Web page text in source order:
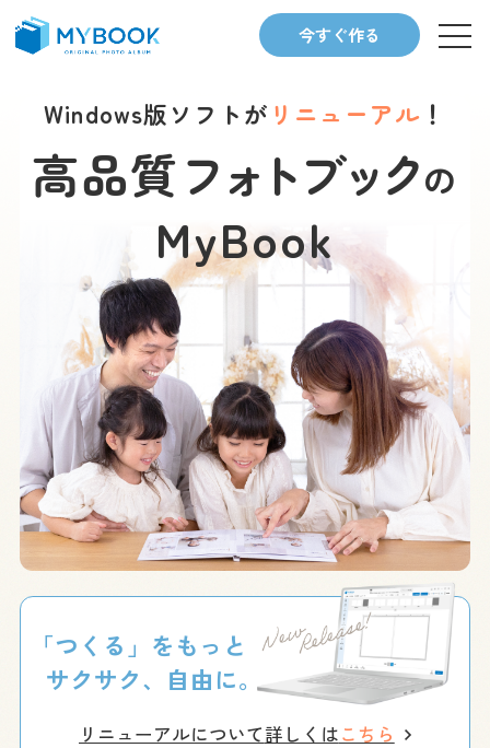
今すぐ作る
Windows版ソフトが リニューアル ！
高品質フォトブックの
MyBook
「つくる」をもっと
サクサク、自由に。
リニューアルについて詳しくはこちら